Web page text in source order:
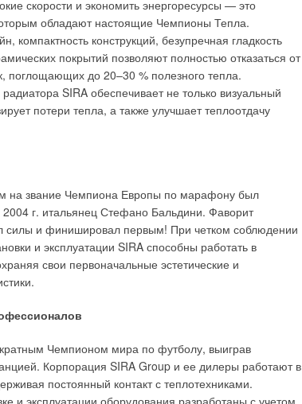
скорости и экономить энергоресурсы — это
обладают настоящие Чемпионы Тепла.
компактность конструкций, безупречная гладкость
покрытий позволяют полностью отказаться от
поглощающих до 20–30 % полезного тепла.
SIRA обеспечивает не только визуальный
потери тепла, а также улучшает теплоотдачу
на звание Чемпиона Европы по марафону был
г. итальянец Стефано Бальдини. Фаворит
силы и финишировал первым! При четком соблюдении
и эксплуатации SIRA способны работать в
свои первоначальные эстетические и
Чемпионом мира по футболу, выиграв
Корпорация SIRA Group и ее дилеры работают в
постоянный контакт с теплотехниками.
водонагреватели Royal Thermo: чем отличаются
2026
отходов
отопительно-вентиляционных систем коррекцией
характеристики лучисто-конвективной панели при
котельной
Thermo Smalto Inverter: интеллект, стиль и